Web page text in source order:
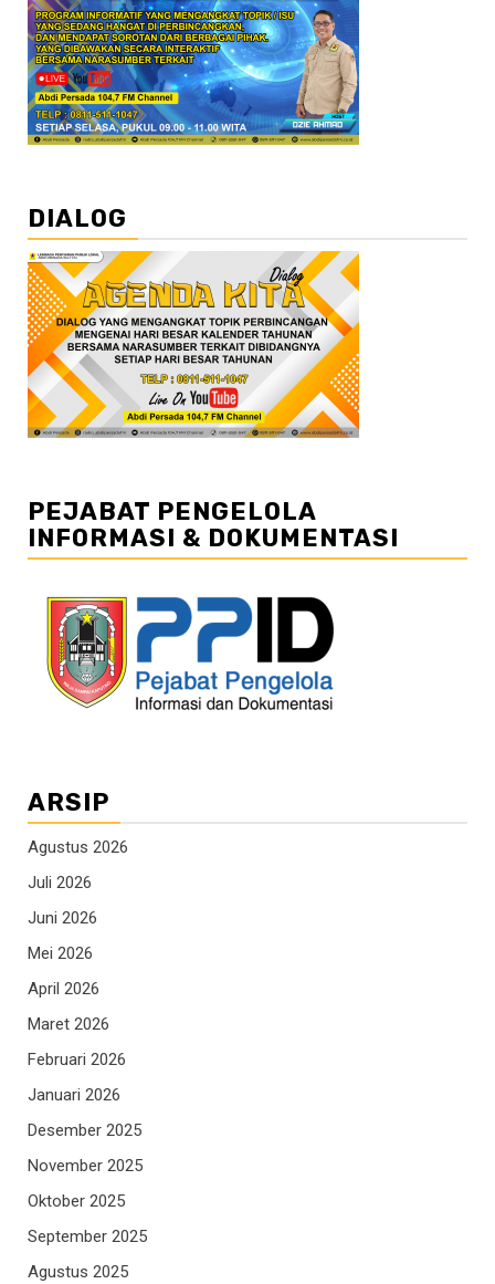
DIALOG
PEJABAT PENGELOLA
INFORMASI & DOKUMENTASI
ARSIP
Agustus 2026
Juli 2026
Juni 2026
Mei 2026
April 2026
Maret 2026
Februari 2026
Januari 2026
Desember 2025
November 2025
Oktober 2025
September 2025
Agustus 2025